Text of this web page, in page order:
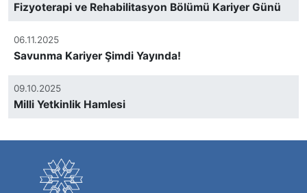
Fizyoterapi ve Rehabilitasyon Bölümü Kariyer Günü
06.11.2025
Savunma Kariyer Şimdi Yayında!
09.10.2025
Milli Yetkinlik Hamlesi